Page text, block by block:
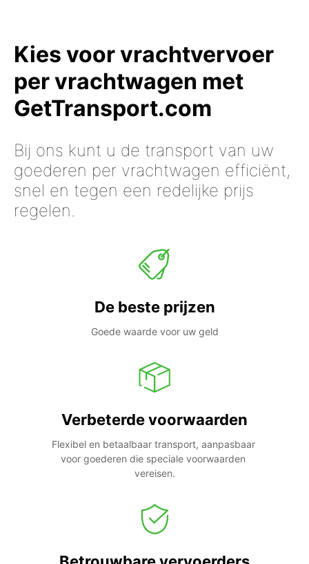
Kies voor vrachtvervoer
per vrachtwagen met
GetTransport.com
Bij ons kunt u de transport van uw
goederen per vrachtwagen efficiënt,
snel en tegen een redelijke prijs
regelen.
De beste prijzen
Goede waarde voor uw geld
Verbeterde voorwaarden
Flexibel en betaalbaar transport, aanpasbaar
voor goederen die speciale voorwaarden
vereisen.